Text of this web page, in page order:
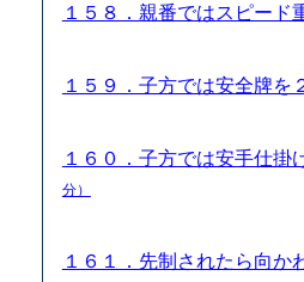
１５８．親番ではスピー
１５９．子方では安全牌
１６０．子方では安手仕
分）
１６１．先制されたら向